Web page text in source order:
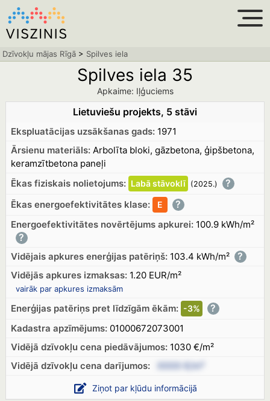
Dzīvokļu mājas Rīgā > Spilves iela
Spilves iela 35
Apkaime: Iļģuciems
Lietuviešu projekts, 5 stāvi
Ekspluatācijas uzsākšanas gads:1971
Ārsienu materiāls:Arbolīta bloki, gāzbetona, ģipšbetona,
keramzītbetona paneļi
Ēkas fiziskais nolietojums: Labāstāvoklī (2025.) ?
Ēkas energoefektivitātes klase: E ?
Energoefektivitātes novērtējums apkurei:100.9 kWh/m²
?
Vidējais apkures enerģijas patēriņš:103.4 kWh/m² ?
Vidējās apkures izmaksas:1.20 EUR/m²
vairāk par apkures izmaksām
Enerģijas patēriņs pret līdzīgām ēkām: -3% ?
Kadastra apzīmējums:01000672073001
Vidējā dzīvokļu cena piedāvājumos:1030 €/m²
Vidējā dzīvokļu cena darījumos: XXXX €/m²
Ziņot par kļūdu informācijā